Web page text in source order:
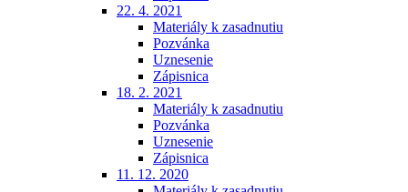
22. 4. 2021
Materiály k zasadnutiu
Pozvánka
Uznesenie
Zápisnica
18. 2. 2021
Materiály k zasadnutiu
Pozvánka
Uznesenie
Zápisnica
11. 12. 2020